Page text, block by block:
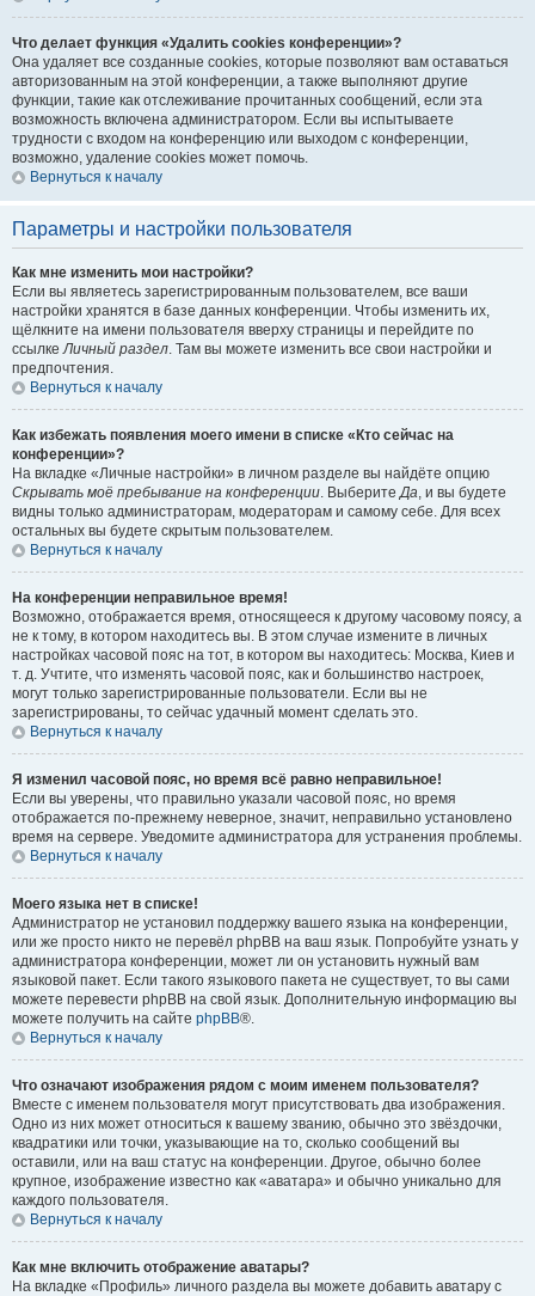
Что делает функция «Удалить cookies конференции»?
Она удаляет все созданные cookies, которые позволяют вам оставаться
авторизованным на этой конференции, а также выполняют другие
функции, такие как отслеживание прочитанных сообщений, если эта
возможность включена администратором. Если вы испытываете
трудности с входом на конференцию или выходом с конференции,
возможно, удаление cookies может помочь.
Вернуться к началу
Параметры и настройки пользователя
Как мне изменить мои настройки?
Если вы являетесь зарегистрированным пользователем, все ваши
настройки хранятся в базе данных конференции. Чтобы изменить их,
щёлкните на имени пользователя вверху страницы и перейдите по
ссылкеЛичный раздел. Там вы можете изменить все свои настройки и
предпочтения.
Вернуться к началу
Как избежать появления моего имени в списке «Кто сейчас на
конференции»?
На вкладке «Личные настройки» в личном разделе вы найдёте опцию
Скрывать моё пребывание на конференции. ВыберитеДа, и вы будете
видны только администраторам, модераторам и самому себе. Для всех
остальных вы будете скрытым пользователем.
Вернуться к началу
На конференции неправильное время!
Возможно, отображается время, относящееся к другому часовому поясу, а
не к тому, в котором находитесь вы. В этом случае измените в личных
настройках часовой пояс на тот, в котором вы находитесь: Москва, Киев и
т. д. Учтите, что изменять часовой пояс, как и большинство настроек,
могут только зарегистрированные пользователи. Если вы не
зарегистрированы, то сейчас удачный момент сделать это.
Вернуться к началу
Я изменил часовой пояс, но время всё равно неправильное!
Если вы уверены, что правильно указали часовой пояс, но время
отображается по-прежнему неверное, значит, неправильно установлено
время на сервере. Уведомите администратора для устранения проблемы.
Вернуться к началу
Моего языка нет в списке!
Администратор не установил поддержку вашего языка на конференции,
или же просто никто не перевёл phpBB на ваш язык. Попробуйте узнать у
администратора конференции, может ли он установить нужный вам
языковой пакет. Если такого языкового пакета не существует, то вы сами
можете перевести phpBB на свой язык. Дополнительную информацию вы
можете получить на сайте phpBB®.
Вернуться к началу
Что означают изображения рядом с моим именем пользователя?
Вместе с именем пользователя могут присутствовать два изображения.
Одно из них может относиться к вашему званию, обычно это звёздочки,
квадратики или точки, указывающие на то, сколько сообщений вы
оставили, или на ваш статус на конференции. Другое, обычно более
крупное, изображение известно как «аватара» и обычно уникально для
каждого пользователя.
Вернуться к началу
Как мне включить отображение аватары?
На вкладке «Профиль» личного раздела вы можете добавить аватару с